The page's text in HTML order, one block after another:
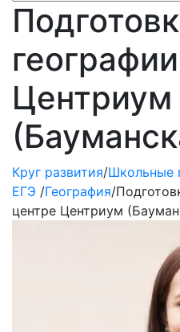
Центриум
Круг развития/Школьные
ЕГЭ /География/
центре Центриум